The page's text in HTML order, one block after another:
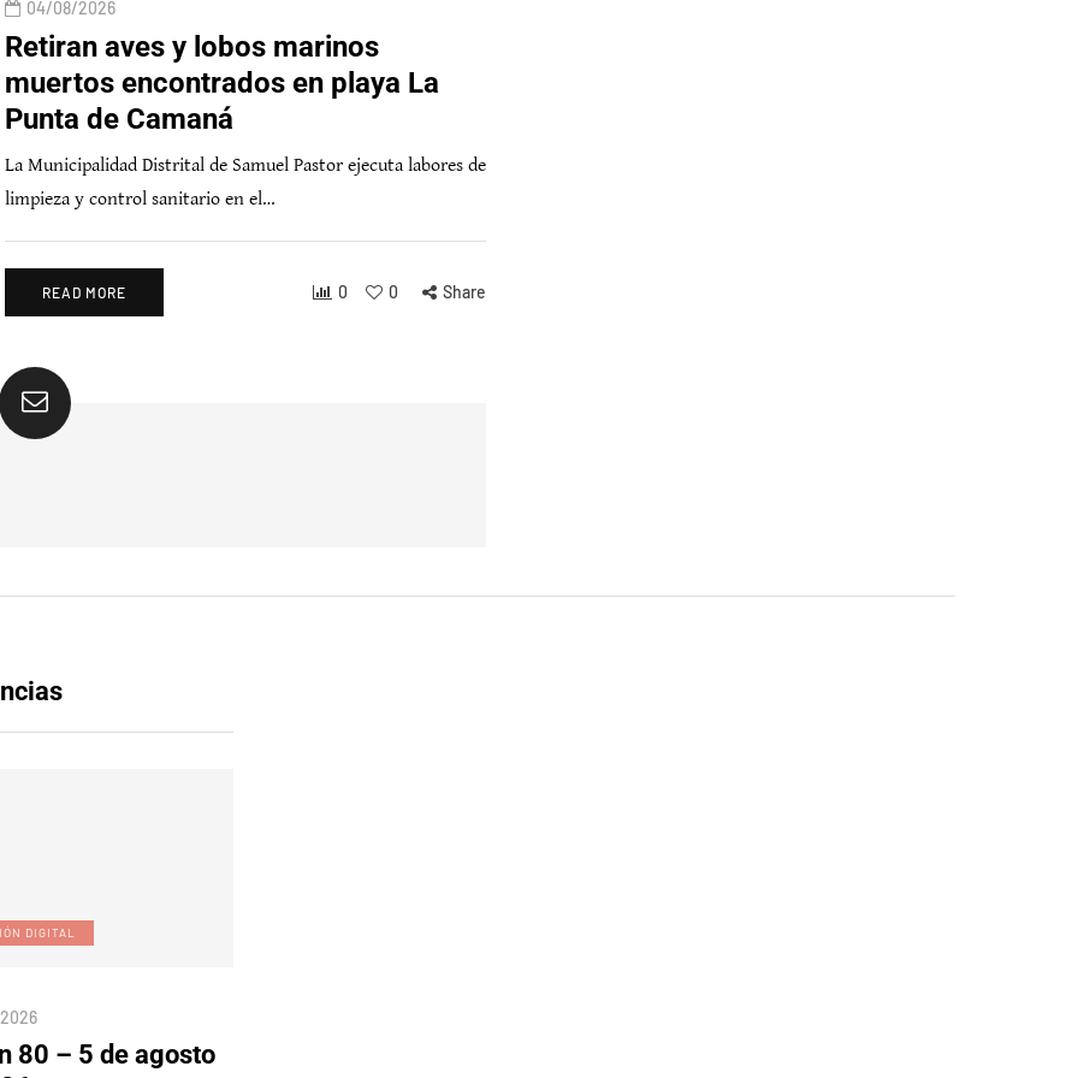
04/08/2026
Retiran aves y lobos marinos
muertos encontrados en playa La
Punta de Camaná
La Municipalidad Distrital de Samuel Pastor ejecuta labores de
limpieza y control sanitario en el…
READ MORE 0 0 Share
DIGITAL
80 – 5 de agosto